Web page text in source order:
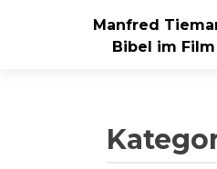
Manfred
Bibel im Film